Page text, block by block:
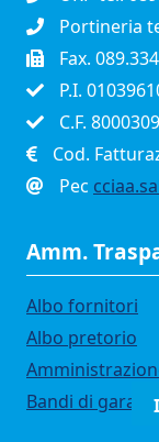
Portineria
Fax.
P.I.
C.F.
Cod.
Pec
Amm.
Albo fornitori
Albo pretorio
Bandi di gara